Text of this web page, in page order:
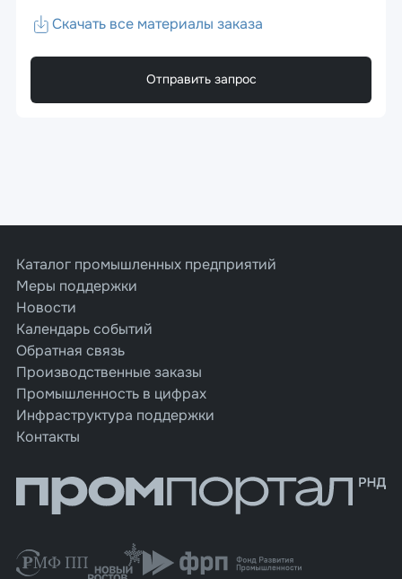
Скачать все материалы заказа
Отправить запрос
Каталог промышленных предприятий
Меры поддержки
Новости
Календарь событий
Обратная связь
Производственные заказы
Промышленность в цифрах
Инфраструктура поддержки
Контакты